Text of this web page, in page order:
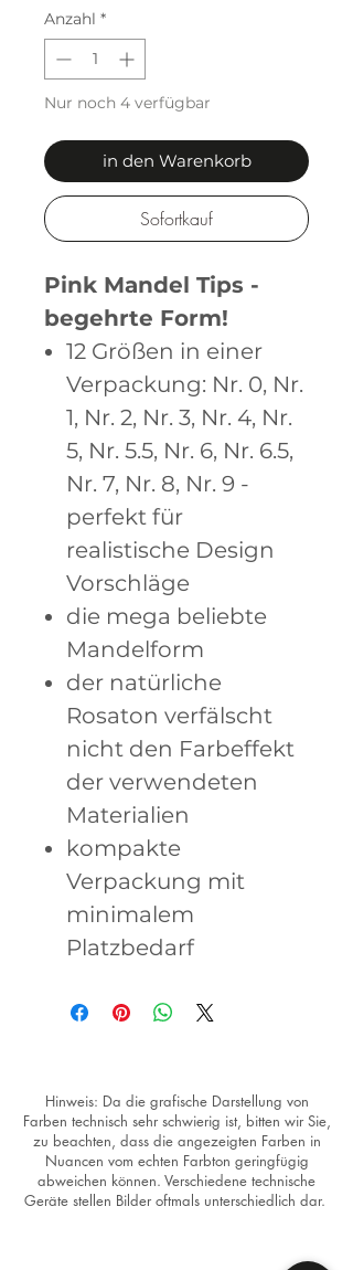
Anzahl *
Nur noch 4 verfügbar
in den Warenkorb
Sofortkauf
Pink Mandel Tips -
begehrte Form!
12 Größen in einer
Verpackung: Nr. 0, Nr.
1, Nr. 2, Nr. 3, Nr. 4, Nr.
5, Nr. 5.5, Nr. 6, Nr. 6.5,
Nr. 7, Nr. 8, Nr. 9 -
perfekt für
realistische Design
Vorschläge
die mega beliebte
Mandelform
der natürliche
Rosaton verfälscht
nicht den Farbeffekt
der verwendeten
Materialien
kompakte
Verpackung mit
minimalem
Platzbedarf
Hinweis: Da die grafische Darstellung von
Farben technisch sehr schwierig ist, bitten wir Sie,
zu beachten, dass die angezeigten Farben in
Nuancen vom echten Farbton geringfügig
abweichen können. Verschiedene technische
Geräte stellen Bilder oftmals unterschiedlich dar.